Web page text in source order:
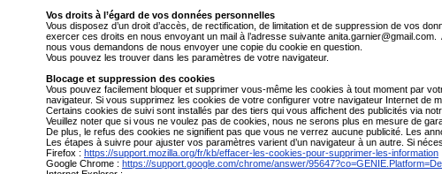
Vos droits à l’égard de vos données personnelles
Vous disposez d’un droit d’accès, de rectification, de limitation et de suppression de vos
exercer ces droits en nous envoyant un mail à l’adresse suivante anita.garnier@gmail.com.
nous vous demandons de nous envoyer une copie du cookie en question.
Vous pouvez les trouver dans les paramètres de votre navigateur.
Blocage et suppression des cookies
Vous pouvez facilement bloquer et supprimer vous-même les cookies à tout moment par
navigateur. Si vous supprimez les cookies de votre configurer votre navigateur Internet de
Certains cookies de suivi sont installés par des tiers qui vous affichent des publicités via
Veuillez noter que si vous ne voulez pas de cookies, nous ne serons plus en mesure de
De plus, le refus des cookies ne signifient pas que vous ne verrez aucune publicité. Les
Les étapes à suivre pour ajuster vos paramètres varient d’un navigateur à un autre. Si
Firefox : https://support.mozilla.org/fr/kb/effacer-les-cookies-pour-supprimer-les-information
Google Chrome : https://support.google.com/chrome/answer/